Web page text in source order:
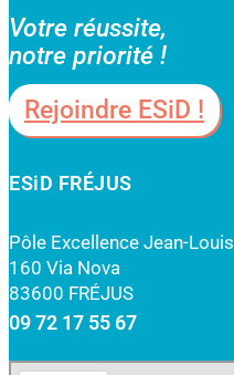
Votre réussite,
notre priorité !
Rejoindre ESiD !
ESiD FRÉJUS
Pôle Excellence Jean-Louis
160 Via Nova
83600 FRÉJUS
09 72 17 55 67